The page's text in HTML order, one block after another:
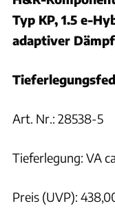
Typ KP, 1.5 e-
adaptiver
Art. Nr.: 28538-5
Tieferlegung: VA
Preis (UVP):